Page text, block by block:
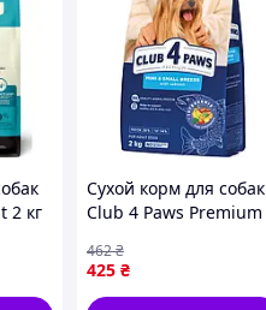
2 кг
Сухой корм для собак
Club 4 Paws Premium
миниатюрных пород с
лососем 2 кг
425 ₴
462₴